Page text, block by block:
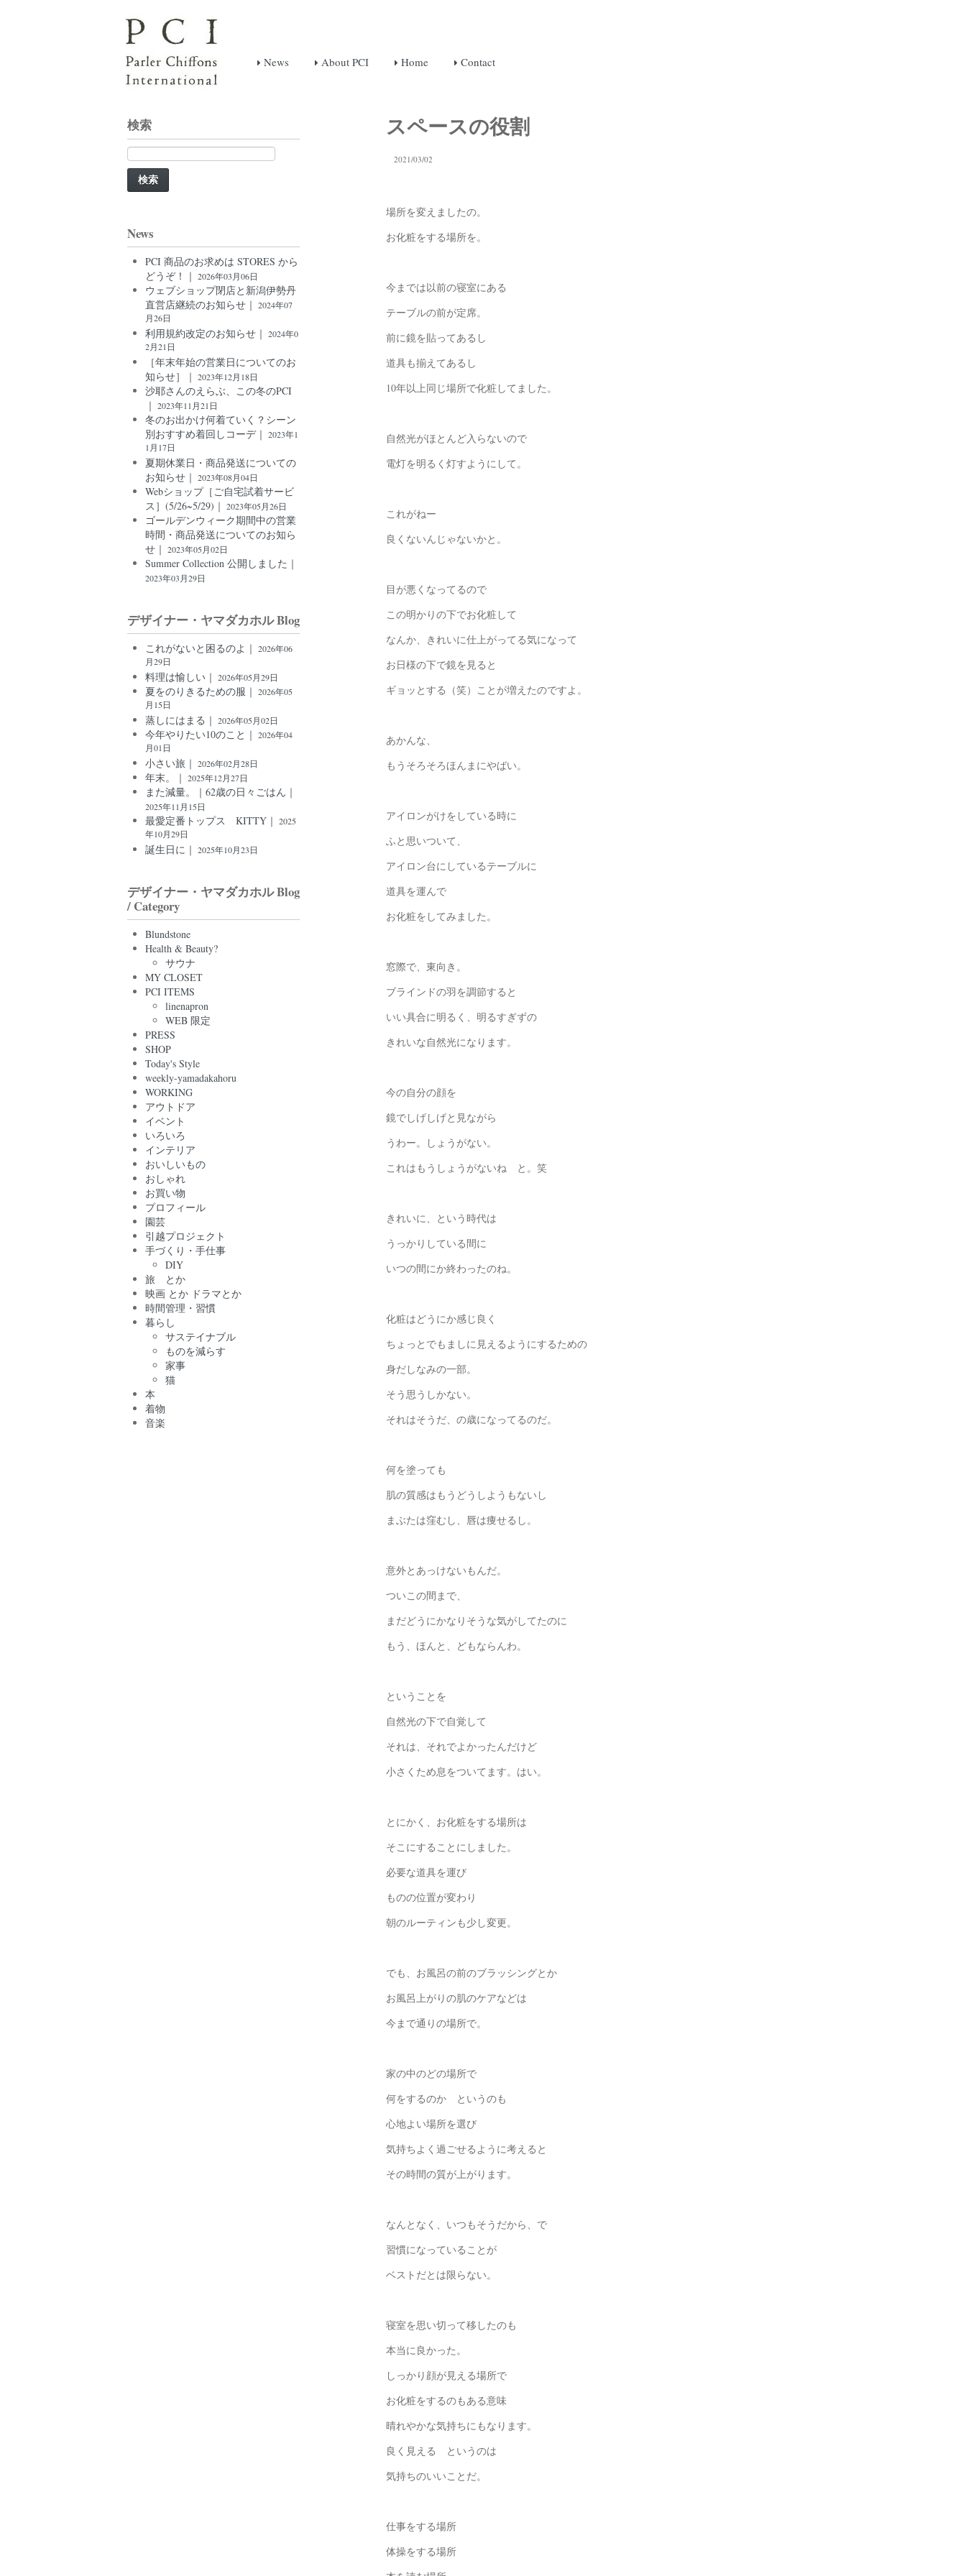
News About PCI Home Contact
スペースの役割
2021/03/02
場所を変えましたの。
お化粧をする場所を。
今までは以前の寝室にある
テーブルの前が定席。
前に鏡を貼ってあるし
道具も揃えてあるし
10年以上同じ場所で化粧してました。
自然光がほとんど入らないので
電灯を明るく灯すようにして。
これがねー
良くないんじゃないかと。
目が悪くなってるので
この明かりの下でお化粧して
なんか、きれいに仕上がってる気になって
お日様の下で鏡を見ると
ギョッとする（笑）ことが増えたのですよ。
あかんな、
もうそろそろほんまにやばい。
アイロンがけをしている時に
ふと思いついて、
アイロン台にしているテーブルに
道具を運んで
お化粧をしてみました。
窓際で、東向き。
ブラインドの羽を調節すると
いい具合に明るく、明るすぎずの
きれいな自然光になります。
今の自分の顔を
鏡でしげしげと見ながら
うわー。しょうがない。
これはもうしょうがないね と。笑
きれいに、という時代は
うっかりしている間に
いつの間にか終わったのね。
化粧はどうにか感じ良く
ちょっとでもましに見えるようにするための
身だしなみの一部。
そう思うしかない。
それはそうだ、の歳になってるのだ。
何を塗っても
肌の質感はもうどうしようもないし
まぶたは窪むし、唇は痩せるし。
意外とあっけないもんだ。
ついこの間まで、
まだどうにかなりそうな気がしてたのに
もう、ほんと、どもならんわ。
ということを
自然光の下で自覚して
それは、それでよかったんだけど
小さくため息をついてます。はい。
とにかく、お化粧をする場所は
そこにすることにしました。
必要な道具を運び
ものの位置が変わり
朝のルーティンも少し変更。
でも、お風呂の前のブラッシングとか
お風呂上がりの肌のケアなどは
今まで通りの場所で。
家の中のどの場所で
何をするのか というのも
心地よい場所を選び
気持ちよく過ごせるように考えると
その時間の質が上がります。
なんとなく、いつもそうだから、で
習慣になっていることが
ベストだとは限らない。
寝室を思い切って移したのも
本当に良かった。
しっかり顔が見える場所で
お化粧をするのもある意味
晴れやかな気持ちにもなります。
良く見える というのは
気持ちのいいことだ。
仕事をする場所
体操をする場所
検索
検
索:
News
PCI 商品のお求めは STORES から
どうぞ！｜ 2026年03月06日
ウェブショップ閉店と新潟伊勢丹
直営店継続のお知らせ｜ 2024年07
月26日
利用規約改定のお知らせ｜ 2024年0
2月21日
［年末年始の営業日についてのお
知らせ］｜ 2023年12月18日
沙耶さんのえらぶ、この冬のPCI
｜ 2023年11月21日
冬のお出かけ何着ていく？シーン
別おすすめ着回しコーデ｜ 2023年1
1月17日
夏期休業日・商品発送についての
お知らせ｜ 2023年08月04日
Webショップ［ご自宅試着サービ
ス］(5/26~5/29)｜ 2023年05月26日
ゴールデンウィーク期間中の営業
時間・商品発送についてのお知ら
せ｜ 2023年05月02日
Summer Collection 公開しました｜
2023年03月29日
デザイナー・ヤマダカホル Blog
これがないと困るのよ｜ 2026年06
月29日
料理は愉しい｜ 2026年05月29日
夏をのりきるための服｜ 2026年05
月15日
蒸しにはまる｜ 2026年05月02日
今年やりたい10のこと｜ 2026年04
月01日
小さい旅｜ 2026年02月28日
年末。｜ 2025年12月27日
また減量。｜62歳の日々ごはん｜
2025年11月15日
最愛定番トップス KITTY｜ 2025
年10月29日
誕生日に｜ 2025年10月23日
デザイナー・ヤマダカホル Blog
/ Category
Blundstone
Health & Beauty?
サウナ
MY CLOSET
PCI ITEMS
linenapron
WEB 限定
PRESS
SHOP
Today's Style
weekly-yamadakahoru
WORKING
アウトドア
イベント
いろいろ
インテリア
おいしいもの
おしゃれ
お買い物
プロフィール
園芸
引越プロジェクト
手づくり・手仕事
DIY
旅 とか
映画 とか ドラマとか
時間管理・習慣
暮らし
サステイナブル
ものを減らす
家事
猫
本
着物
音楽